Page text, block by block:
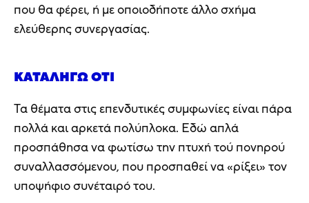
που θα φέρει, ή με οποιοδήποτε άλλο σχήμα
ελεύθερης συνεργασίας.
ΚΑΤΑΛΉΓΩ ΌΤΙ
Τα θέματα στις επενδυτικές συμφωνίες είναι πάρα
πολλά και αρκετά πολύπλοκα. Εδώ απλά
προσπάθησα να φωτίσω την πτυχή τού πονηρού
συναλλασσόμενου, που προσπαθεί να «ρίξει» τον
υποψήφιο συνέταιρό του.